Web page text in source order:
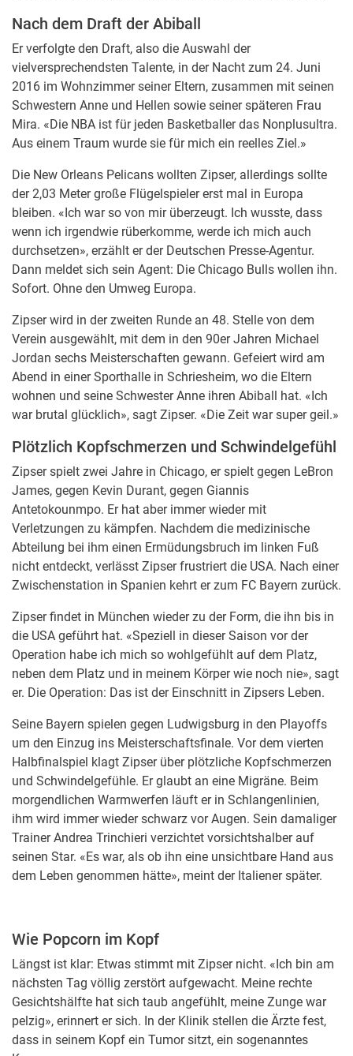
Nach dem Draft der Abiball
Er verfolgte den Draft, also die Auswahl der
vielversprechendsten Talente, in der Nacht zum 24. Juni
2016 im Wohnzimmer seiner Eltern, zusammen mit seinen
Schwestern Anne und Hellen sowie seiner späteren Frau
Mira. «Die NBA ist für jeden Basketballer das Nonplusultra.
Aus einem Traum wurde sie für mich ein reelles Ziel.»
Die New Orleans Pelicans wollten Zipser, allerdings sollte
der 2,03 Meter große Flügelspieler erst mal in Europa
bleiben. «Ich war so von mir überzeugt. Ich wusste, dass
wenn ich irgendwie rüberkomme, werde ich mich auch
durchsetzen», erzählt er der Deutschen Presse-Agentur.
Dann meldet sich sein Agent: Die Chicago Bulls wollen ihn.
Sofort. Ohne den Umweg Europa.
Zipser wird in der zweiten Runde an 48. Stelle von dem
Verein ausgewählt, mit dem in den 90er Jahren Michael
Jordan sechs Meisterschaften gewann. Gefeiert wird am
Abend in einer Sporthalle in Schriesheim, wo die Eltern
wohnen und seine Schwester Anne ihren Abiball hat. «Ich
war brutal glücklich», sagt Zipser. «Die Zeit war super geil.»
Plötzlich Kopfschmerzen und Schwindelgefühl
Zipser spielt zwei Jahre in Chicago, er spielt gegen LeBron
James, gegen Kevin Durant, gegen Giannis
Antetokounmpo. Er hat aber immer wieder mit
Verletzungen zu kämpfen. Nachdem die medizinische
Abteilung bei ihm einen Ermüdungsbruch im linken Fuß
nicht entdeckt, verlässt Zipser frustriert die USA. Nach einer
Zwischenstation in Spanien kehrt er zum FC Bayern zurück.
Zipser findet in München wieder zu der Form, die ihn bis in
die USA geführt hat. «Speziell in dieser Saison vor der
Operation habe ich mich so wohlgefühlt auf dem Platz,
neben dem Platz und in meinem Körper wie noch nie», sagt
er. Die Operation: Das ist der Einschnitt in Zipsers Leben.
Seine Bayern spielen gegen Ludwigsburg in den Playoffs
um den Einzug ins Meisterschaftsfinale. Vor dem vierten
Halbfinalspiel klagt Zipser über plötzliche Kopfschmerzen
und Schwindelgefühle. Er glaubt an eine Migräne. Beim
morgendlichen Warmwerfen läuft er in Schlangenlinien,
ihm wird immer wieder schwarz vor Augen. Sein damaliger
Trainer Andrea Trinchieri verzichtet vorsichtshalber auf
seinen Star. «Es war, als ob ihn eine unsichtbare Hand aus
dem Leben genommen hätte», meint der Italiener später.
Wie Popcorn im Kopf
Längst ist klar: Etwas stimmt mit Zipser nicht. «Ich bin am
nächsten Tag völlig zerstört aufgewacht. Meine rechte
Gesichtshälfte hat sich taub angefühlt, meine Zunge war
pelzig», erinnert er sich. In der Klinik stellen die Ärzte fest,
dass in seinem Kopf ein Tumor sitzt, ein sogenanntes